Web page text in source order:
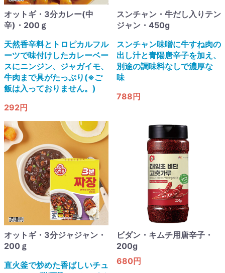
オットギ・3分カレー(中
辛)・200ｇ
天然香辛料とトロピカルフル
ーツで味付けしたカレーベー
スにニンジン、ジャガイモ、
牛肉まで具がたっぷり(※ご
飯は入っておりません。)
292円
スンチャン・牛だし入りテン
ジャン・450g
スンチャン味噌に牛すね肉の
出し汁と青陽唐辛子を加え、
別途の調味料なしで濃厚な
味
788円
オットギ・3分ジャジャン・
200ｇ
直火釜で炒めた香ばしいチュ
ビダン・キムチ用唐辛子・
200g
680円